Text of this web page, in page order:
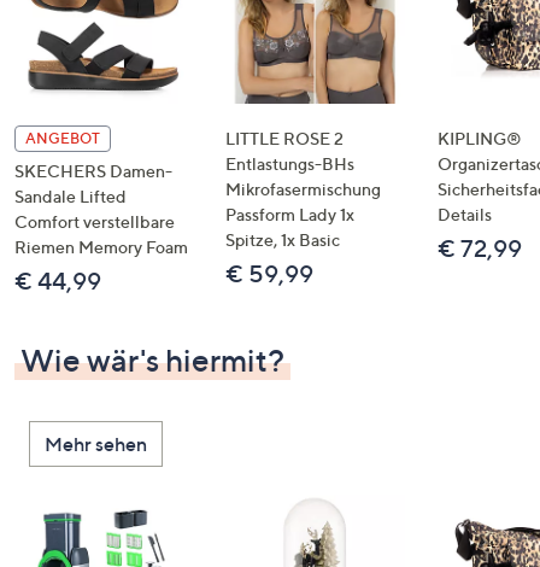
ANGEBOT
SKECHERS Damen-
Sandale Lifted
Comfort verstellbare
Riemen Memory Foam
€ 44,99
LITTLE ROSE 2
Entlastungs-BHs
Mikrofasermischung
Passform Lady 1x
Spitze, 1x Basic
€ 59,99
KIPLING®
Details
€ 72,99
Wie wär's hiermit?
Mehr sehen